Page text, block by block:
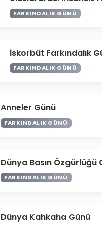
FARKINDALIK GÜNÜ
İskorbüt Farkındalık
FARKINDALIK GÜNÜ
Anneler Günü
FARKINDALIK GÜNÜ
Dünya Basın Özgürlüğü
FARKINDALIK GÜNÜ
Dünya Kahkaha Günü